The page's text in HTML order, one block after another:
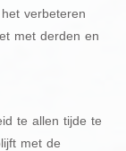
verbeteren
met derden en
te allen tijde te
met de